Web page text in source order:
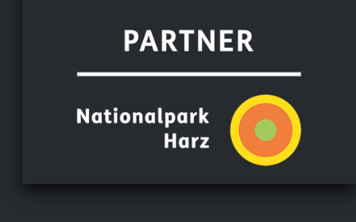
Dec 5, 2025
Ferienwohnung am Klint und haben uns rundum
wohlgefühlt! Die Wohnung ist sehr sauber, gemütlich
und perfekt ausgestattet. Besonders praktisch: der
kostenlose Parkplatz direkt im Hof – in der Altstadt
ein großer Pluspunkt. Die Lage ist ideal, ruhig und